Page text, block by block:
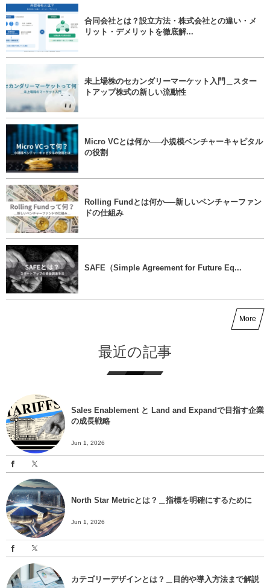
合同会社とは？設立方法・株式会社との違い・メ
リット・デメリットを徹底解...
未上場株のセカンダリーマーケット入門＿スター
トアップ株式の新しい流動性
Micro VCとは何か──小規模ベンチャーキャピタル
の役割
Rolling Fundとは何か──新しいベンチャーファン
ドの仕組み
SAFE（Simple Agreement for Future Eq...
More
最近の記事
Sales Enablement と Land and Expandで目指す企業
の成長戦略
Jun 1, 2026
North Star Metricとは？＿指標を明確にするために
Jun 1, 2026
カテゴリーデザインとは？＿目的や導入方法まで解説